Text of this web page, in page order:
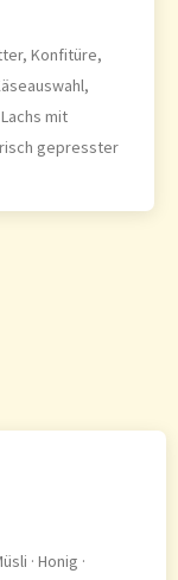
Konfitüre,
mit
gepresster
· Honig ·